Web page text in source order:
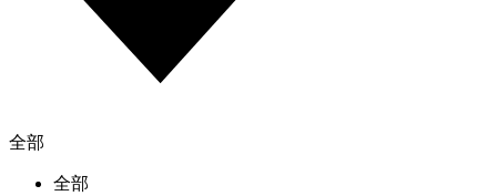
全部
全部